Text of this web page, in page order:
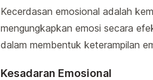
Kecerdasan emosional adalah
mengungkapkan emosi secara
dalam membentuk keterampilan
Kesadaran Emosional